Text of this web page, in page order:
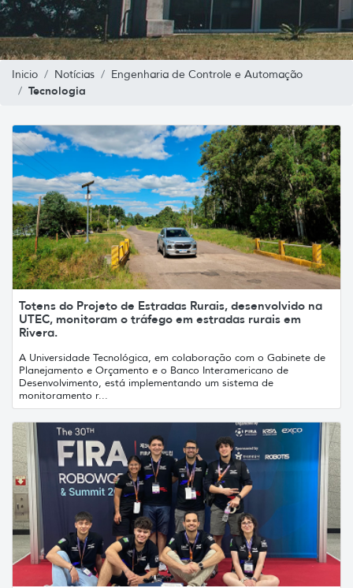
Inicio Notícias Engenharia de Controle e Automação
Tecnologia
Totens do Projeto de Estradas Rurais, desenvolvido na
UTEC, monitoram o tráfego em estradas rurais em
Rivera.
A Universidade Tecnológica, em colaboração com o Gabinete de
Planejamento e Orçamento e o Banco Interamericano de
Desenvolvimento, está implementando um sistema de
monitoramento r...